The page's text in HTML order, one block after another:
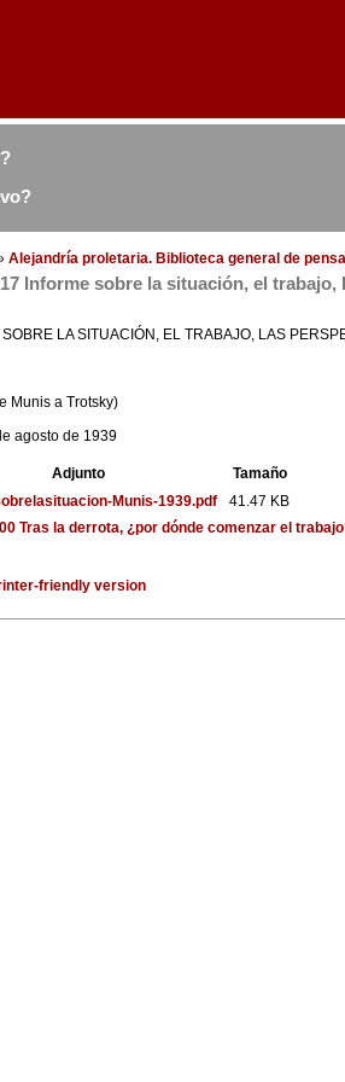
Alejandría proletaria. Biblioteca general de
Informe sobre la situación, el
SOBRE LA SITUACIÓN, EL TRABAJO, LAS
Munis a Trotsky)
agosto de 1939
Adjunto
Tamaño
Munis-1939.pdf
41.47 KB
Tras la derrota, ¿por dónde comenzar el
friendly version